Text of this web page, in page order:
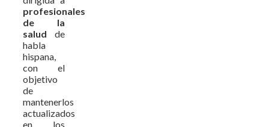
profesionales
de la
salud de
habla
hispana,
con el
objetivo
de
mantenerlos
actualizados
en los